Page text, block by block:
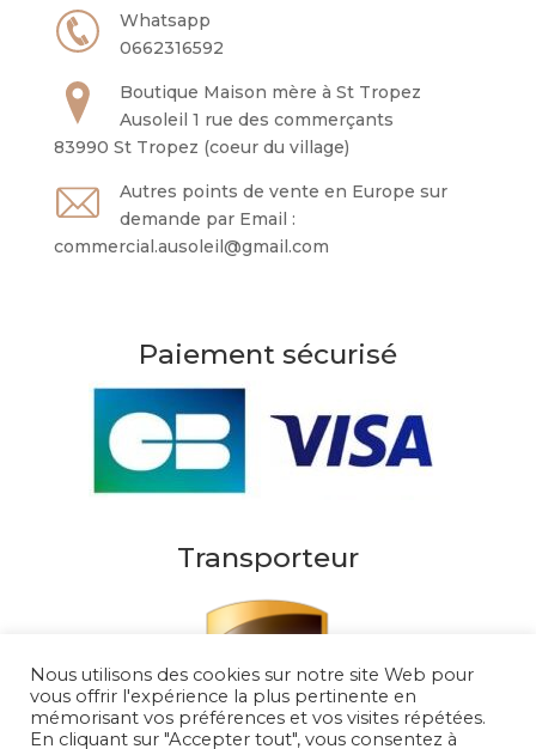
Whatsapp
0662316592
Boutique Maison mère à St Tropez
Ausoleil 1 rue des commerçants
83990 St Tropez (coeur du village)
Autres points de vente en Europe sur
demande par Email :
commercial.ausoleil@gmail.com
Paiement sécurisé
Transporteur
Nous utilisons des cookies sur notre site Web pour
vous offrir l'expérience la plus pertinente en
mémorisant vos préférences et vos visites répétées.
En cliquant sur "Accepter tout", vous consentez à